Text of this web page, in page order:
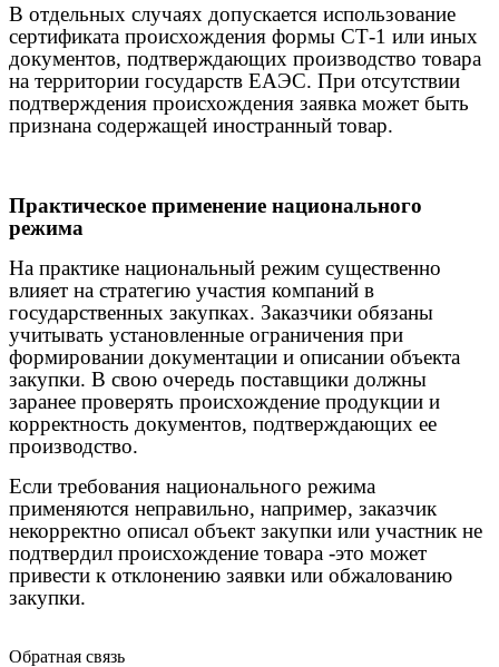
В отдельных случаях допускается использование
сертификата происхождения формы СТ-1 или иных
документов, подтверждающих производство товара
на территории государств ЕАЭС. При отсутствии
подтверждения происхождения заявка может быть
признана содержащей иностранный товар.
Практическое применение национального
режима
На практике национальный режим существенно
влияет на стратегию участия компаний в
государственных закупках. Заказчики обязаны
учитывать установленные ограничения при
формировании документации и описании объекта
закупки. В свою очередь поставщики должны
заранее проверять происхождение продукции и
корректность документов, подтверждающих ее
производство.
Если требования национального режима
применяются неправильно, например, заказчик
некорректно описал объект закупки или участник не
подтвердил происхождение товара -это может
привести к отклонению заявки или обжалованию
закупки.
Обратная связь